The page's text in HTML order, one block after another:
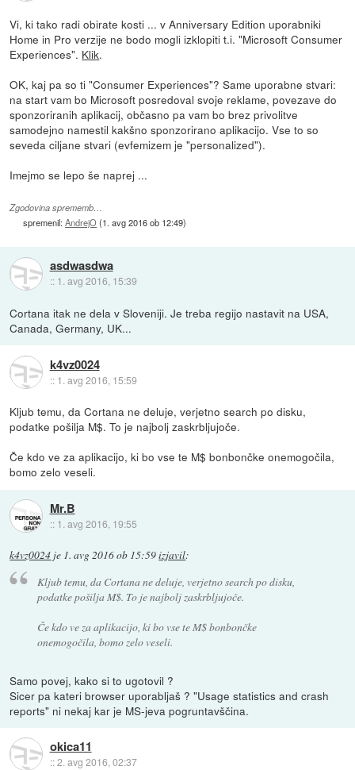
Vi, ki tako radi obirate kosti ... v Anniversary Edition uporabniki
Home in Pro verzije ne bodo mogli izklopiti t.i. "Microsoft Consumer
Experiences". Klik.
OK, kaj pa so ti "Consumer Experiences"? Same uporabne stvari:
na start vam bo Microsoft posredoval svoje reklame, povezave do
sponzoriranih aplikacij, občasno pa vam bo brez privolitve
samodejno namestil kakšno sponzorirano aplikacijo. Vse to so
seveda ciljane stvari (evfemizem je "personalized").
Imejmo se lepo še naprej ...
Zgodovina sprememb…
spremenil:AndrejO(1. avg 2016 ob 12:49)
asdwasdwa
:: 1. avg 2016, 15:39
Cortana itak ne dela v Sloveniji. Je treba regijo nastavit na USA,
Canada, Germany, UK...
k4vz0024
:: 1. avg 2016, 15:59
Kljub temu, da Cortana ne deluje, verjetno search po disku,
podatke pošilja M$. To je najbolj zaskrbljujoče.
Če kdo ve za aplikacijo, ki bo vse te M$ bonbončke onemogočila,
bomo zelo veseli.
Mr.B
:: 1. avg 2016, 19:55
k4vz0024 je 1. avg 2016 ob 15:59izjavil:
Kljub temu, da Cortana ne deluje, verjetno search po disku,
podatke pošilja M$. To je najbolj zaskrbljujoče.
Če kdo ve za aplikacijo, ki bo vse te M$ bonbončke
onemogočila, bomo zelo veseli.
Samo povej, kako si to ugotovil ?
Sicer pa kateri browser uporabljaš ? "Usage statistics and crash
reports" ni nekaj kar je MS-jeva pogruntavščina.
okica11
::2. avg 2016, 02:37